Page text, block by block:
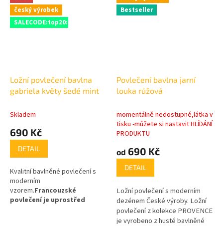
český výrobek
SALECODE:top20:20:%
Ložní povlečení bavlna
gabriela květy šedé mint
Skladem
690 Kč
DETAIL
Kvalitní bavlněné povlečení s
moderním
vzorem.Francouzské
povlečení je uprostřed
Bestseller
Povlečení bavlna jarní
louka růžová
momentálně nedostupné,látka v
tisku -můžete si nastavit HLÍDÁNÍ
PRODUKTU
od 690 Kč
DETAIL
Ložní povlečení s moderním
dezénem České výroby. Ložní
povlečení z kolekce PROVENCE
je vyrobeno z husté bavlněné